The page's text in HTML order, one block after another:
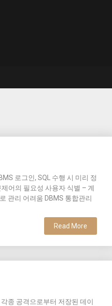
로그인, SQL 수행 시 미리 정
어의 필요성 사용자 식별 – 계
관리 어려움 DBMS 통합관리
Read More
종 공격으로부터 저장된 데이